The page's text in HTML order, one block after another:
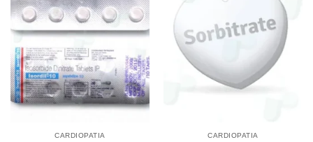
CARDIOPATIA CARDIOPATIA